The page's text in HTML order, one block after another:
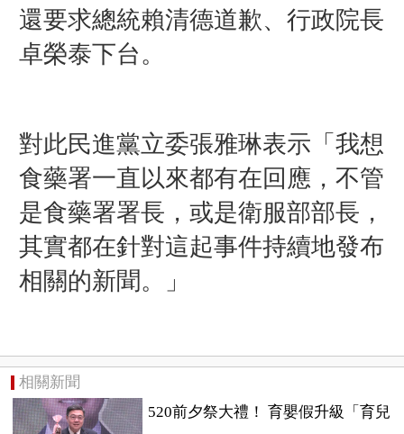
還要求總統賴清德道歉、行政院長
卓榮泰下台。
對此民進黨立委張雅琳表示「我想
食藥署一直以來都有在回應，不管
是食藥署署長，或是衛服部部長，
其實都在針對這起事件持續地發布
相關的新聞。」
相關新聞
520前夕祭大禮！ 育嬰假升級「育兒